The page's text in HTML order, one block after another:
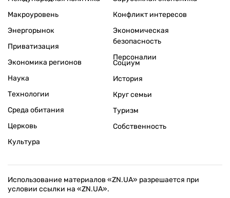
Макроуровень
Энергорынок
Приватизация
Экономика регионов
Конфликт интересов
Экономическая
безопасность
Персоналии
Наука
Технологии
Среда обитания
Церковь
Культура
Социум
История
Круг семьи
Туризм
Собственность
Использование материалов «ZN.UA» разрешается при
условии ссылки на «ZN.UA».